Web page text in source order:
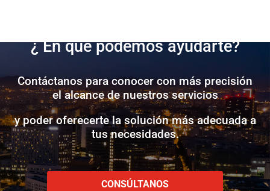
¿ En qué podemos ayudarte?
Contáctanos para conocer con más precisión
el alcance de nuestros servicios
y poder oferecerte la solución más adecuada a
tus necesidades.
CONSÚLTANOS